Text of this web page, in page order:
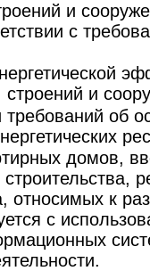
и
с
и
об
домов,
относимых к
с